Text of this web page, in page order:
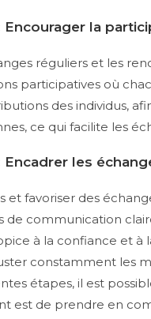
la
réguliers et les
participatives où
des individus,
ce qui facilite les
les
et favoriser des
de communication
à la confiance et
constamment les
étapes, il est
est de prendre en